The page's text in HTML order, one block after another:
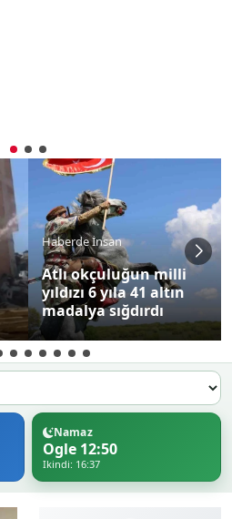
Haberde İnsan
Atlı okçuluğun milli
yıldızı 6 yıla 41 altın
madalya sığdırdı
Namaz
Ogle 12:50
Ikindi: 16:37